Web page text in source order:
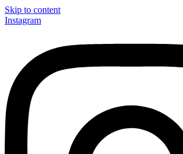
Skip to content
Instagram